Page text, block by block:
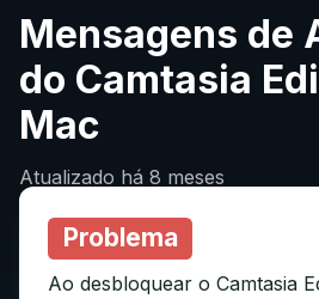
Mensagens de
do Camtasia
Mac
Atualizado há 8 meses
Problema
Ao desbloquear o Camtasia